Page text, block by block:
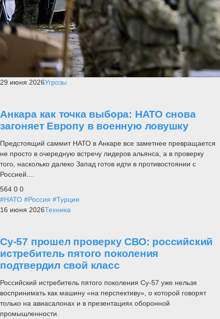
29 июня 2026Угрозы
Анкара как точка выбора: НАТО снова
загоняет Европу в военную ловушку
Предстоящий саммит НАТО в Анкаре все заметнее превращается
не просто в очередную встречу лидеров альянса, а в проверку
того, насколько далеко Запад готов идти в противостоянии с
Россией....
564 0 0
#НАТО #Россия #Турция
16 июня 2026Техника
Су-57 прошел проверку СВО: российский
истребитель пятого поколения
подтвердил свой класс
Российский истребитель пятого поколения Су-57 уже нельзя
воспринимать как машину «на перспективу», о которой говорят
только на авиасалонах и в презентациях оборонной
промышленности.